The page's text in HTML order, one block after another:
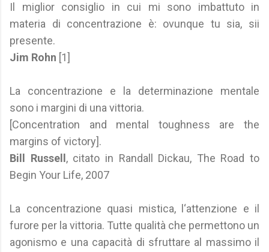
Il miglior consiglio in cui mi sono imbattuto in
materia di concentrazione è: ovunque tu sia, sii
presente.
Jim Rohn [1]
La concentrazione e la determinazione mentale
sono i margini di una vittoria.
[Concentration and mental toughness are the
margins of victory].
Bill Russell , citato in Randall Dickau, The Road to
Begin Your Life, 2007
La concentrazione quasi mistica, l‘attenzione e il
furore per la vittoria. Tutte qualità che permettono un
agonismo e una capacità di sfruttare al massimo il